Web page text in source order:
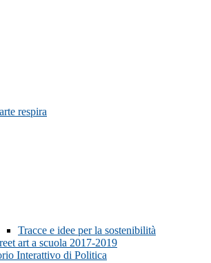
respira
Tracce e idee per la sostenibilità
art a scuola 2017-2019
Interattivo di Politica